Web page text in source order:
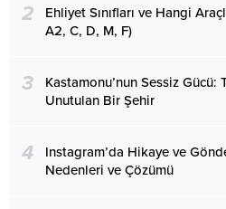
2
Ehliyet Sınıfları ve Hangi
A2, C, D, M, F)
3
Kastamonu’nun Sessiz
Unutulan Bir Şehir
4
Instagram’da Hikaye ve
Nedenleri ve Çözümü